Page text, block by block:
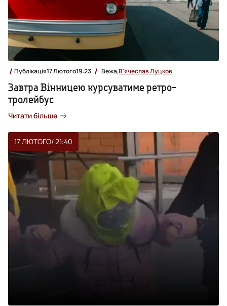
Публікація17 Лютого19:23 Вежа,В'ячеслав Луцков
Завтра Вінницею курсуватиме ретро-
тролейбус
Читати більше
17 ЛЮТОГО/ 21:40